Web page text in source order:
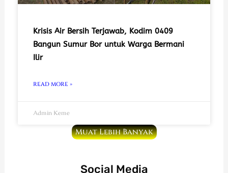
Krisis Air Bersih Terjawab, Kodim 0409
Bangun Sumur Bor untuk Warga Bermani
Ilir
READ MORE »
Admin Keme
Muat Lebih Banyak
Social Media